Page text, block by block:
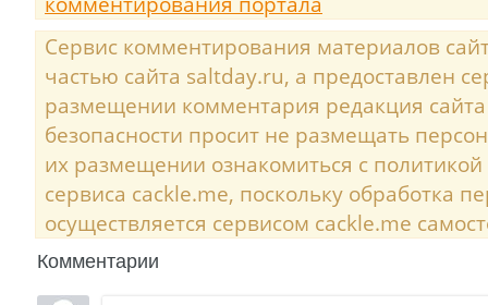
Сервис комментирования материалов
частью сайта saltday.ru, а предоставлен
размещении комментария редакция
безопасности просит не размещать
их размещении ознакомиться с
сервиса cackle.me, поскольку обработка
осуществляется сервисом cackle.me
Комментарии